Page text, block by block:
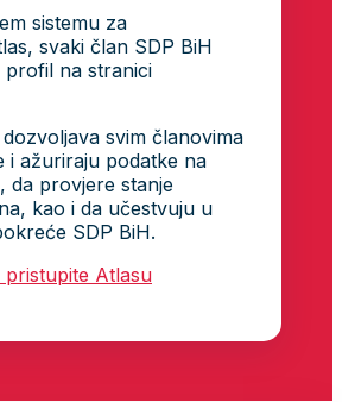
sistemu za
svaki član SDP BiH
profil na stranici
svim članovima
i ažuriraju podatke na
da provjere stanje
kao i da učestvuju u
SDP BiH.
pristupite Atlasu